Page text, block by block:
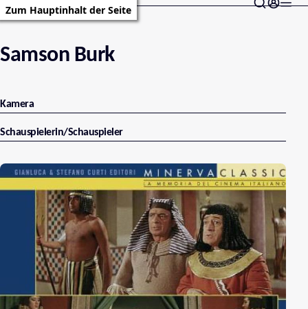
Zum Hauptinhalt der Seite
Samson Burk
Kamera
Schauspielerin/Schauspieler